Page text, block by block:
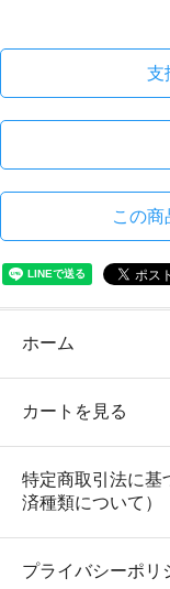
支
この商
ホーム
カートを見る
特定商取引法に基
済種類について）
プライバシーポリ